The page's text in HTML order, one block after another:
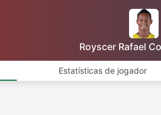
Royscer Rafael
Estatísticas de jogador